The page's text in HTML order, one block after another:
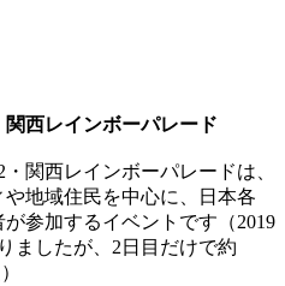
関西レインボーパレード
関西レインボーパレードは、
地域住民を中心に、日本各
参加するイベントです（2019
ましたが、2日目だけで約